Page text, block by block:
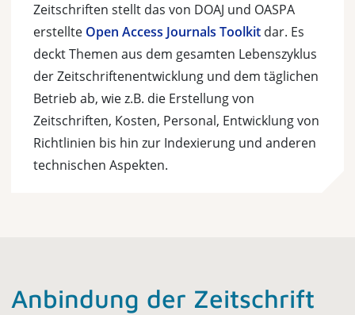
Zeitschriften stellt das von DOAJ und OASPA
erstellte Open Access Journals Toolkit dar. Es
deckt Themen aus dem gesamten Lebenszyklus
der Zeitschriftenentwicklung und dem täglichen
Betrieb ab, wie z.B. die Erstellung von
Zeitschriften, Kosten, Personal, Entwicklung von
Richtlinien bis hin zur Indexierung und anderen
technischen Aspekten.
Anbindung der Zeitschrift